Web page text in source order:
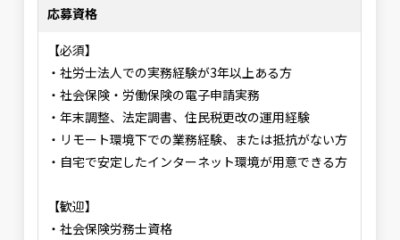
応募資格
【必須】
・社労士法人での実務経験が3年以上ある方
・社会保険・労働保険の電子申請実務
・年末調整、法定調書、住民税更改の運用経験
・リモート環境下での業務経験、または抵抗がない方
・自宅で安定したインターネット環境が用意できる方
【歓迎】
・社会保険労務士資格